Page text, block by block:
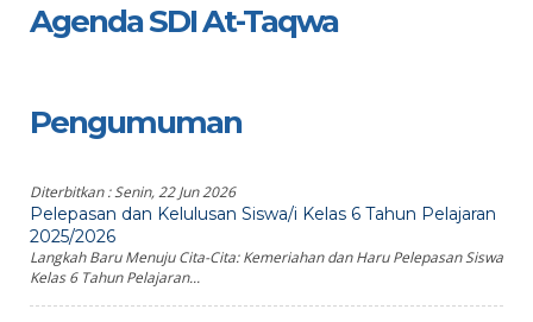
Agenda SDI At-Taqwa
Pengumuman
Diterbitkan :Senin, 22 Jun 2026
Pelepasan dan Kelulusan Siswa/i Kelas 6 Tahun Pelajaran
2025/2026
Langkah Baru Menuju Cita-Cita: Kemeriahan dan Haru Pelepasan Siswa
Kelas 6 Tahun Pelajaran...